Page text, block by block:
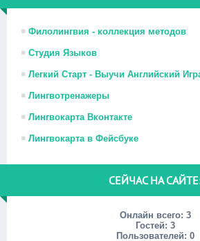
Филолингвия - коллекция методов
Студия Языков
Легкий Старт - Выучи Английский
Лингвотренажеры
Лингвокарта Вконтакте
Лингвокарта в Фейсбуке
СЕЙЧАС НА
Онлайн всего: 3
Гостей: 3
Пользователей: 0